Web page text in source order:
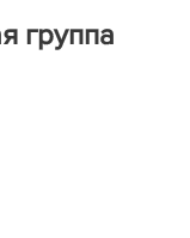
группа